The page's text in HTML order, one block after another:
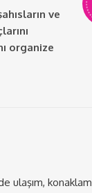
ve
organize
ulaşım,